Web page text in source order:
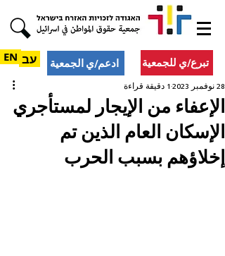
עב ادعم/ي الجمعية EN تبرع/ي للجمعية
الإعفاء من الإيجار لمستأجري
الإسكان العام الذين تم
إخلاؤهم بسبب الحرب
28 نوفمبر 2023 1 دقيقة قراءة